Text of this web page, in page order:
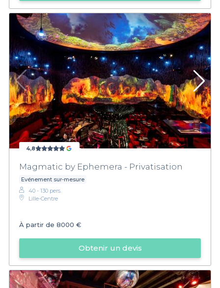
4,8
Magmatic by Ephemera - Privatisation
Evénement sur-mesure
40 - 130 pers.
Lille-Centre
À partir de 8000 €
Obtenir un devis